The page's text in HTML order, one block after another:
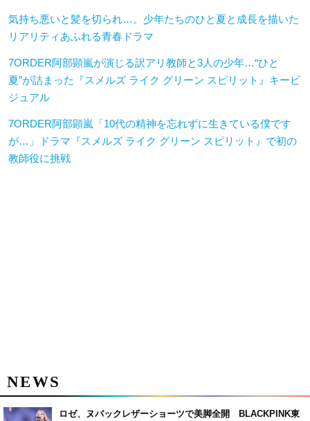
気持ち悪いと髪を切られ…。少年たちのひと夏と成長を描いた
リアリティあふれる青春ドラマ
7ORDER阿部顕嵐が演じる訳アリ教師と3人の少年…“ひと
夏”が詰まった『スメルズ ライク グリーン スピリット』キービ
ジュアル
7ORDER阿部顕嵐「10代の精神を忘れずに生きている僕です
が…」ドラマ『スメルズ ライク グリーン スピリット』で初の
教師役に挑戦
NEWS
ロゼ、ヌバックレザーショーツで美脚全開 BLACKPINK東